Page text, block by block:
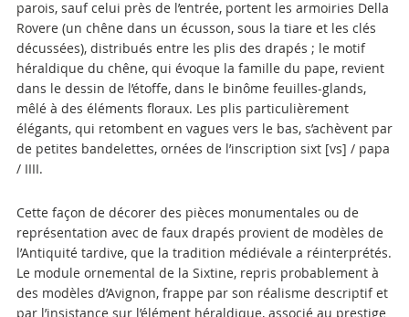
parois, sauf celui près de l’entrée, portent les armoiries Della
Rovere (un chêne dans un écusson, sous la tiare et les clés
décussées), distribués entre les plis des drapés ; le motif
héraldique du chêne, qui évoque la famille du pape, revient
dans le dessin de l’étoffe, dans le binôme feuilles-glands,
mêlé à des éléments floraux. Les plis particulièrement
élégants, qui retombent en vagues vers le bas, s’achèvent par
de petites bandelettes, ornées de l’inscription sixt [vs] / papa
/ IIII.
Cette façon de décorer des pièces monumentales ou de
représentation avec de faux drapés provient de modèles de
l’Antiquité tardive, que la tradition médiévale a réinterprétés.
Le module ornemental de la Sixtine, repris probablement à
des modèles d’Avignon, frappe par son réalisme descriptif et
par l’insistance sur l’élément héraldique, associé au prestige